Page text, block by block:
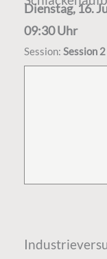
Dienstag, 16.
09:30 Uhr
Session: Session 2